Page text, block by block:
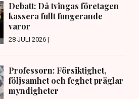
Debatt: Då tvingas företagen
kassera fullt fungerande
varor
28 JULI 2026 |
Professorn: Försiktighet,
följsamhet och feghet präglar
myndigheter